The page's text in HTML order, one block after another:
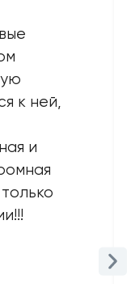
к ней,
и